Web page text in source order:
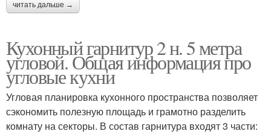
читать дальше →
Кухонный гарнитур 2 н. 5 метра
угловой. Общая информация про
угловые кухни
Угловая планировка кухонного пространства позволяет
сэкономить полезную площадь и грамотно разделить
комнату на секторы. В состав гарнитура входят 3 части: